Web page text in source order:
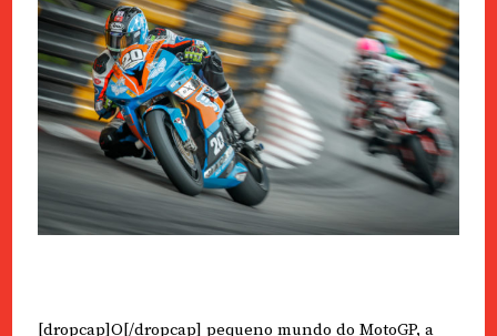
[dropcap]O[/dropcap] pequeno mundo do MotoGP, a